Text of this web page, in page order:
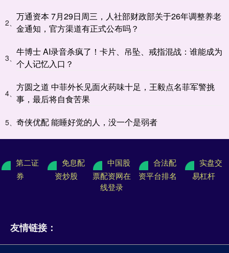
2、
万通资本 7月29日周三，人社部财政部关于26年调整养老
金通知，官方渠道有正式公布吗？
3、
牛博士 AI录音杀疯了！卡片、吊坠、戒指混战：谁能成为
个人记忆入口？
4、
方圆之道 中菲外长见面火药味十足，王毅点名菲军警挑
事，最后将自食苦果
5、 奇侠优配 能睡好觉的人，没一个是弱者
第二证
券
免息配
资炒股
中国股
票配资网在
线登录
合法配
资平台排名
实盘交
易杠杆
友情链接：